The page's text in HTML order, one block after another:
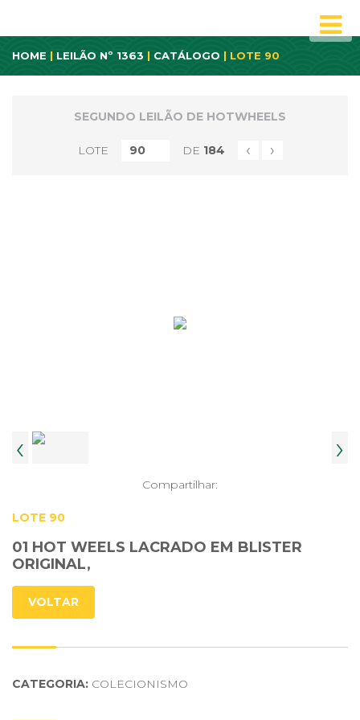
HOME | LEILÃO Nº 1363 | CATÁLOGO | LOTE 90
SEGUNDO LEILÃO DE HOTWHEELS
LOTE DE 184 ‹ ›
‹ ›
Compartilhar:
LOTE 90
01 HOT WEELS LACRADO EM BLISTER
ORIGINAL,
VOLTAR
CATEGORIA: COLECIONISMO